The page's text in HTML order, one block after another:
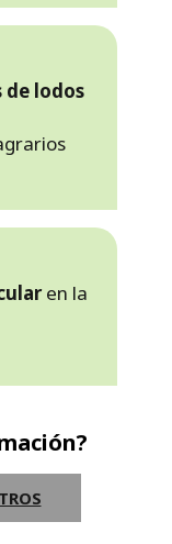
de lodos
en la